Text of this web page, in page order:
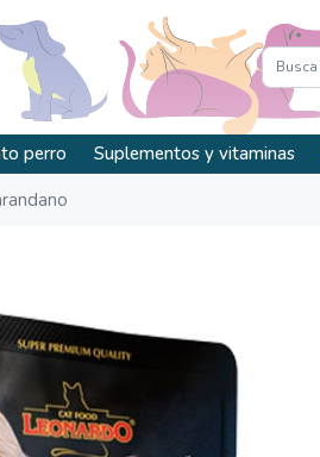
perro Suplementos y vitaminas